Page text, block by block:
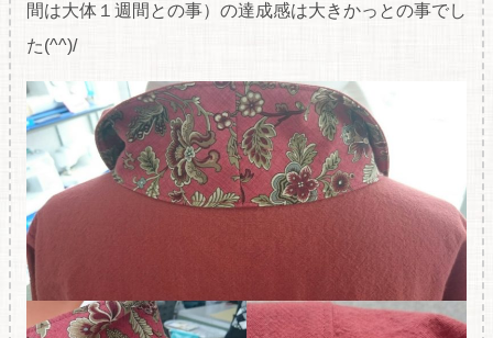
間は大体１週間との事）の達成感は大きかっとの事でし
た(^^)/